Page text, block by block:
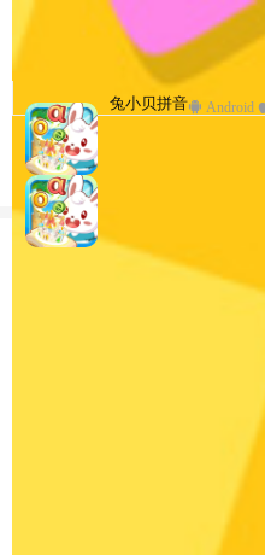
兔小贝儿童故事
兔小贝拼音 Android
兔小贝—与孩子亲密
兔小贝儿歌 Android
兔小贝儿童故事
兔小贝拼音 Android
热门排行
恐